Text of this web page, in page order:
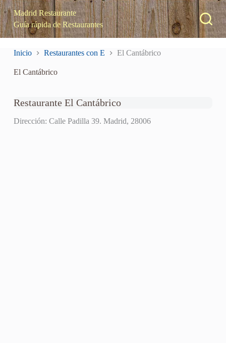
S
a
l
t
n
Madrid Restaurante
Guía rápida de Restaurantes
Inicio Restaurantes con E El Cantábrico
El Cantábrico
Restaurante El Cantábrico
Dirección: Calle Padilla 39. Madrid, 28006